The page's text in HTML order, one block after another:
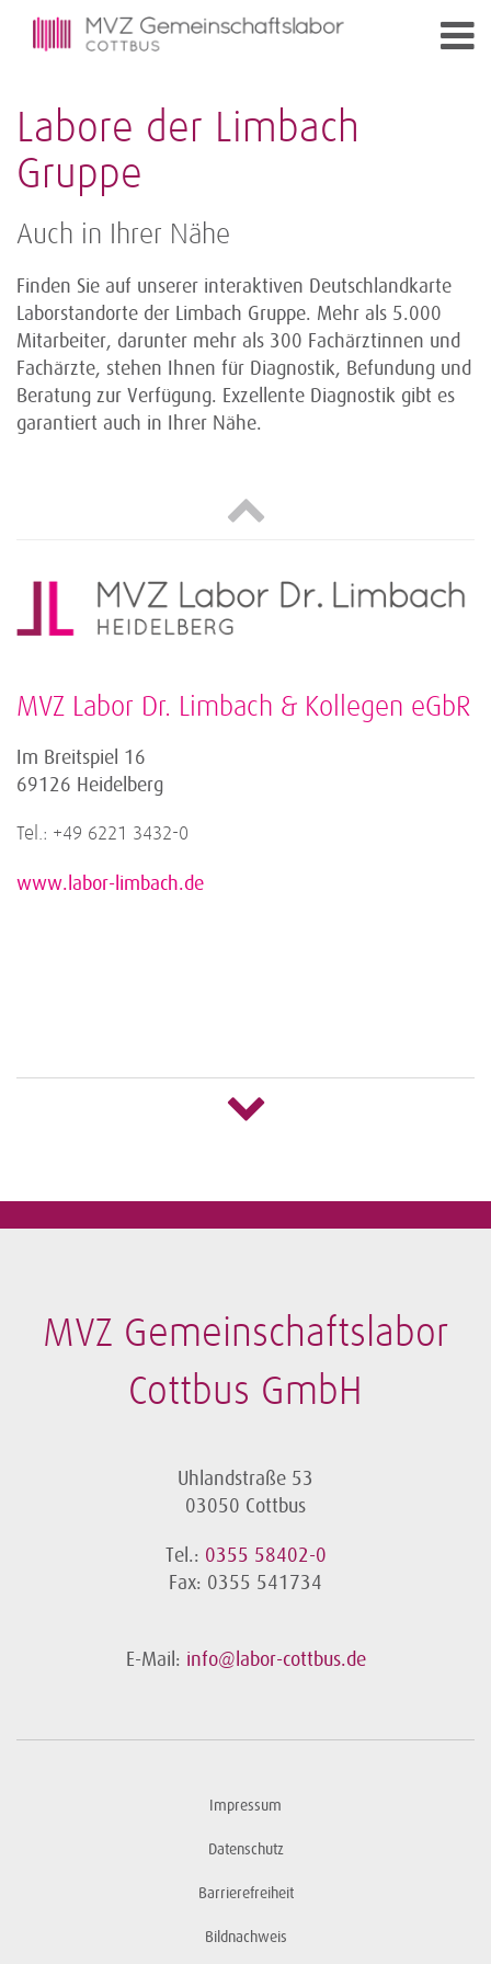
Labore der Limbach
Gruppe
Auch in Ihrer Nähe
Finden Sie auf unserer interaktiven Deutschlandkarte
Laborstandorte der Limbach Gruppe. Mehr als 5.000
Mitarbeiter, darunter mehr als 300 Fachärztinnen und
Fachärzte, stehen Ihnen für Diagnostik, Befundung und
Beratung zur Verfügung. Exzellente Diagnostik gibt es
garantiert auch in Ihrer Nähe.
MVZ Labor Dr. Limbach & Kollegen eGbR
Im Breitspiel 16
69126 Heidelberg
Tel.: +49 6221 3432-0
www.labor-limbach.de
MVZ Labor Ludwigsburg SE & Co. eGbR
www.mvz-labor-lb.de
www.humangenetik-ulm.de
MVZ Gemeinschaftslabor
Cottbus GmbH
Uhlandstraße 53
03050 Cottbus
Tel.: 0355 58402-0
Fax: 0355 541734
E-Mail: info@labor-cottbus.de
Impressum
Datenschutz
Barrierefreiheit
Bildnachweis